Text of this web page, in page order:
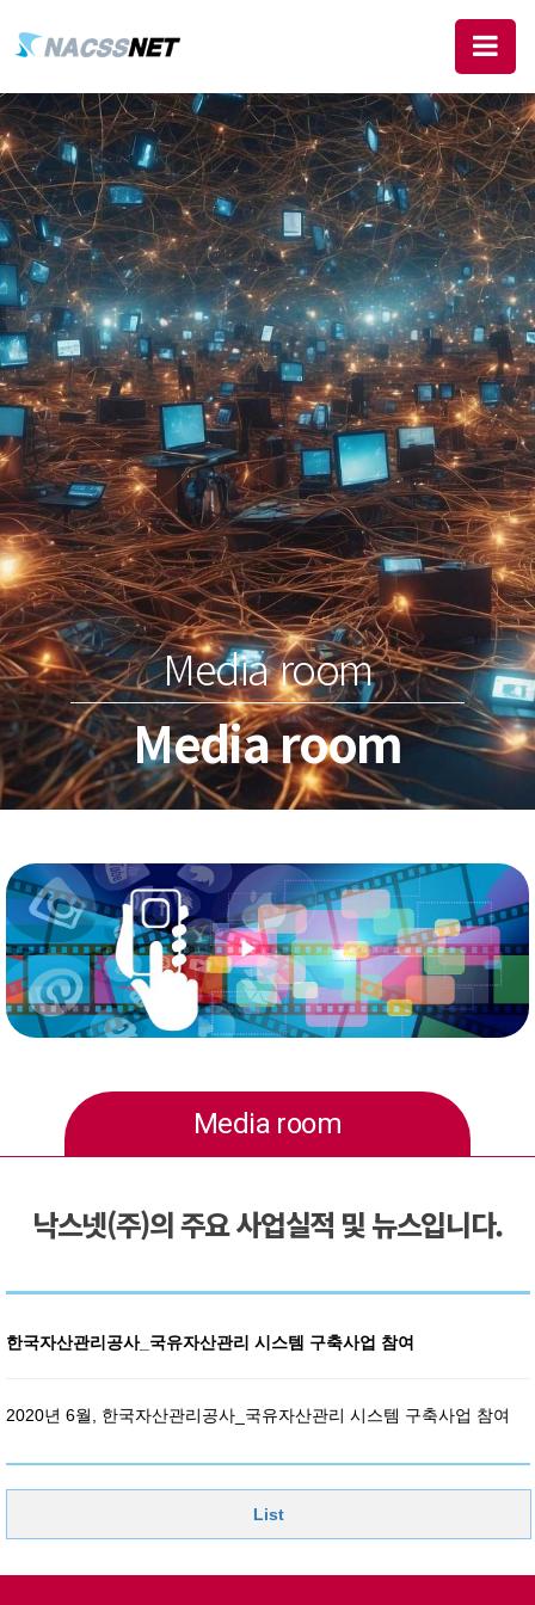
Media room
Media room
Media room
낙스넷(주)의 주요 사업실적 및 뉴스입니다.
한국자산관리공사_국유자산관리 시스템 구축사업 참여
2020년 6월, 한국자산관리공사_국유자산관리 시스템 구축사업 참여
List